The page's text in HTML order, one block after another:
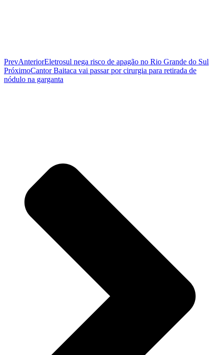
PrevAnteriorEletrosul nega risco de apagão no Rio Grande do Sul
PróximoCantor Baitaca vai passar por cirurgia para retirada de
nódulo na garganta